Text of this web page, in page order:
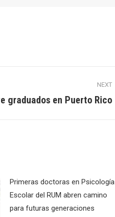
NEXT
graduados en Puerto Rico
Primeras doctoras en Psicología
Escolar del RUM abren camino
para futuras generaciones